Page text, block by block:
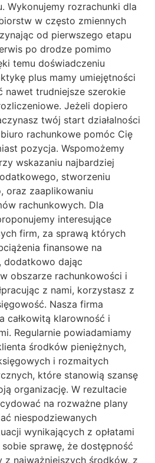
Wykonujemy rozrachunki dla
w często zmiennych
od pierwszego etapu
po drodze pomimo
temu doświadczeniu
plus mamy umiejętności
nawet trudniejsze szerokie
Jeżeli dopiero
twój start działalności
rachunkowe pomóc Cię
pozycja. Wspomożemy
wskazaniu najbardziej
stworzeniu
oraz zaaplikowaniu
rachunkowych. Dla
interesujące
firm, za sprawą których
finansowe na
dodatkowo dając
obszarze rachunkowości i
z nami, korzystasz z
Nasza firma
całkowitą klarowność i
Regularnie powiadamiamy
środków pieniężnych,
i rozmaitych
które stanowią szansę
organizację. W rezultacie
na rozważne plany
niespodziewanych
wynikających z opłatami
sprawę, że dostępność
z najważniejszych środków, z